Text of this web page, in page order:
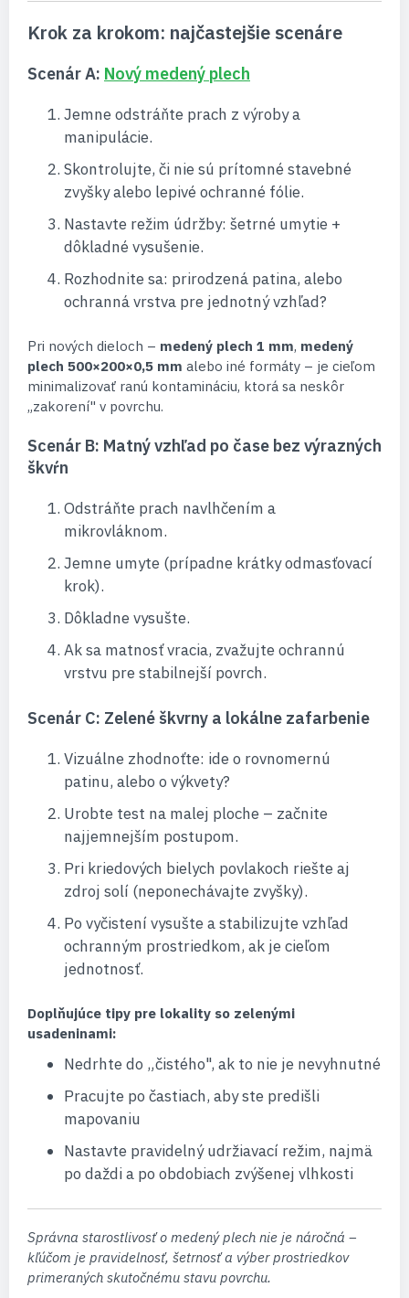
Krok za krokom: najčastejšie scenáre
Scenár A: Nový medený plech
Jemne odstráňte prach z výroby a
manipulácie.
Skontrolujte, či nie sú prítomné stavebné
zvyšky alebo lepivé ochranné fólie.
Nastavte režim údržby: šetrné umytie +
dôkladné vysušenie.
Rozhodnite sa: prirodzená patina, alebo
ochranná vrstva pre jednotný vzhľad?
Pri nových dieloch – medený plech 1 mm, medený
plech 500×200×0,5 mm alebo iné formáty – je cieľom
minimalizovať ranú kontamináciu, ktorá sa neskôr
„zakorení" v povrchu.
Scenár B: Matný vzhľad po čase bez výrazných
škvŕn
Odstráňte prach navlhčením a
mikrovláknom.
Jemne umyte (prípadne krátky odmasťovací
krok).
Dôkladne vysušte.
Ak sa matnosť vracia, zvažujte ochrannú
vrstvu pre stabilnejší povrch.
Scenár C: Zelené škvrny a lokálne zafarbenie
Vizuálne zhodnoťte: ide o rovnomernú
patinu, alebo o výkvety?
Urobte test na malej ploche – začnite
najjemnejším postupom.
Pri kriedových bielych povlakoch riešte aj
zdroj solí (neponechávajte zvyšky).
Po vyčistení vysušte a stabilizujte vzhľad
ochranným prostriedkom, ak je cieľom
jednotnosť.
Doplňujúce tipy pre lokality so zelenými
usadeninami:
Nedrhte do „čistého", ak to nie je nevyhnutné
Pracujte po častiach, aby ste predišli
mapovaniu
Nastavte pravidelný udržiavací režim, najmä
po daždi a po obdobiach zvýšenej vlhkosti
Správna starostlivosť o medený plech nie je náročná –
kľúčom je pravidelnosť, šetrnosť a výber prostriedkov
primeraných skutočnému stavu povrchu.